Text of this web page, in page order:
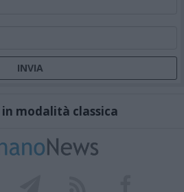
modalità classica